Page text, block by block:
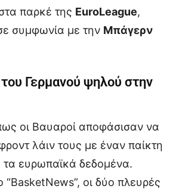
παρκέ της EuroLeague,
συμφωνία με την Μπάγερν
Γερμανού ψηλού στην
οι Βαυαροί αποφάσισαν να
λάιν τους με έναν παίκτη
τα ευρωπαϊκά δεδομένα.
οι δύο πλευρές